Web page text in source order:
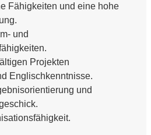
Fähigkeiten und eine hohe
und
Projekten
Englischkenntnisse.
und